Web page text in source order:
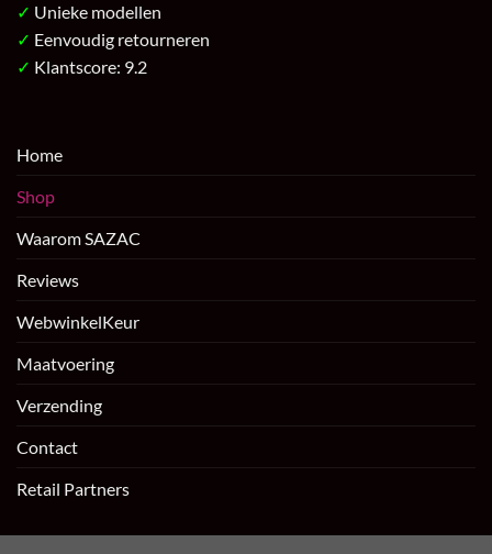
✓ Unieke modellen
✓ Eenvoudig retourneren
✓ Klantscore: 9.2
Home
Shop
Waarom SAZAC
Reviews
WebwinkelKeur
Maatvoering
Verzending
Contact
Retail Partners